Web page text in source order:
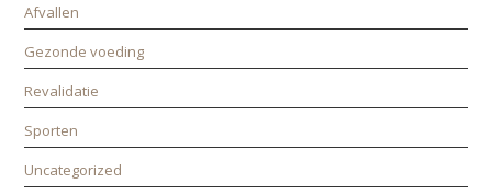
Afvallen
Gezonde voeding
Revalidatie
Sporten
Uncategorized